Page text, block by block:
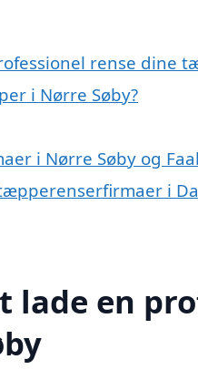
rense dine
i Nørre Søby?
i Nørre Søby og
i
lade en